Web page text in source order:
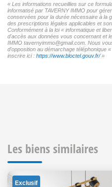
« Les informations recueillies sur ce
informatisé par TAVERNY IMMO pour
conservées pour la durée nécessaire à la
des prescriptions légales applicables et
Conformément à la loi « informatique et
d'accès aux données vous concernant et
IMMO tavernyimmo@gmail.com. Nous
d'opposition au démarchage téléphonique
inscrire ici : https://www.bloctel.gouv.fr/»
Les biens similaires
Exclusif